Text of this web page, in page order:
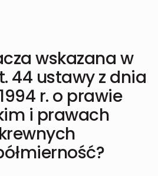
wskazana w
44 ustawy z dnia
r. o prawie
i prawach